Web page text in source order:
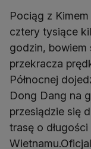
Pociąg z
cztery tysiące
godzin, bowiem
przekracza
Północnej
Dong Dang na
przesiądzie się
trasę o